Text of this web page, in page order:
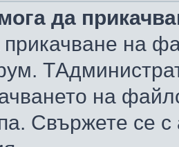
да
на
на
Свържете се